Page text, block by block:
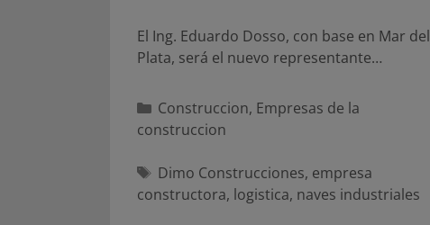
El Ing. Eduardo Dosso, con base en Mar del
Plata, será el nuevo representante…
Categorías
Construccion, Empresas de la
construccion
Etiquetas
Dimo Construcciones, empresa
constructora, logistica, naves industriales